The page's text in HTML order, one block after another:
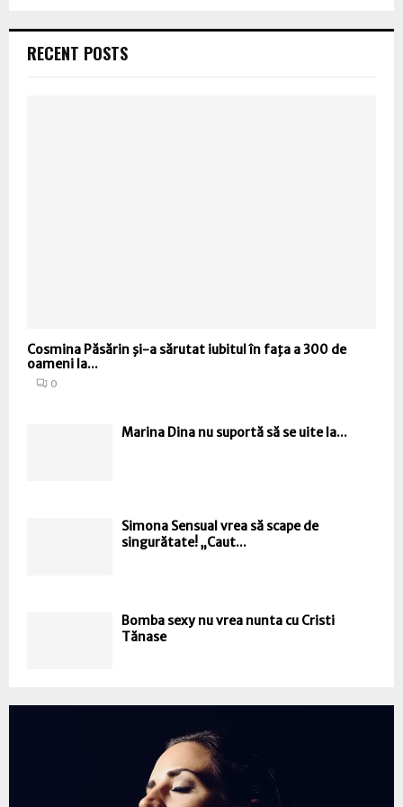
RECENT POSTS
Cosmina Păsărin şi-a sărutat iubitul în faţa a 300 de
oameni la...
0
Marina Dina nu suportă să se uite la...
Simona Sensual vrea să scape de
singurătate! „Caut...
Bomba sexy nu vrea nunta cu Cristi
Tănase